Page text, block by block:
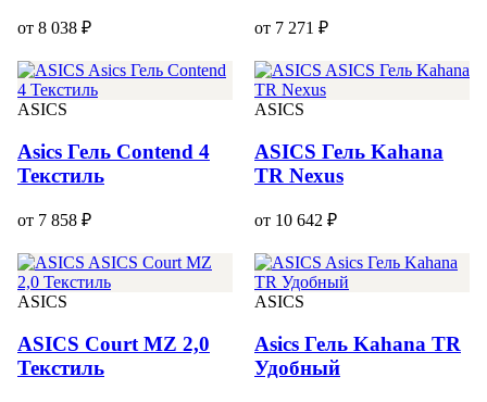
от 8 038 ₽ от 7 271 ₽
ASICS
Asics Гель Contend 4
Текстиль
от 7 858 ₽
ASICS
ASICS Гель Kahana
TR Nexus
от 10 642 ₽
ASICS
ASICS Court MZ 2,0
Текстиль
ASICS
Asics Гель Kahana TR
Удобный